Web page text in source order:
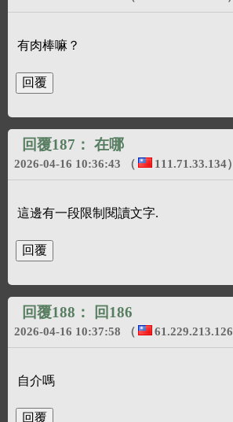
有肉棒嘛？
回覆187： 在哪
2026-04-16 10:36:43 （ 111.71.33.134）
這邊有一段限制閱讀文字.
回覆188： 回186
2026-04-16 10:37:58 （ 61.229.213.126
自介嗎